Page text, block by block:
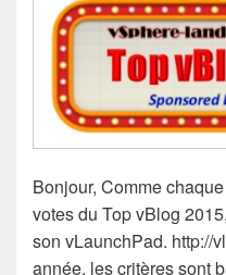
Bonjour, Comme
votes du Top vBlog
son vLaunchPad. http://
année, les critères sont